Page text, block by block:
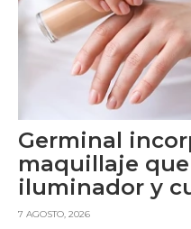
Germinal
maquillaje
iluminador y
7 AGOSTO, 2026